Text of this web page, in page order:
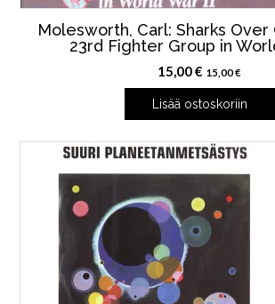
Molesworth, Carl: Sharks Over
23rd Fighter Group in
15,00€ 15,00€
Lisää ostoskoriin